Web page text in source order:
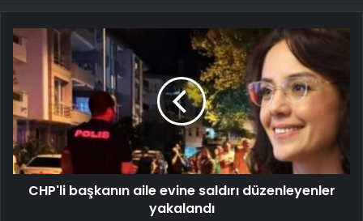
CHP'li başkanın aile evine saldırı düzenleyenler
yakalandı